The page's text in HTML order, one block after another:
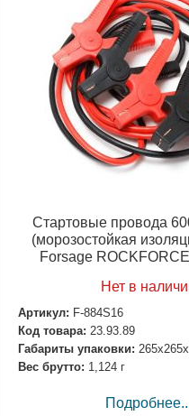
Стартовые провода
(морозостойкая
Forsage
Нет в
Артикул: F-884S16
Код товара: 23.93.89
Габариты упаковки:
Вес брутто: 1,124 г